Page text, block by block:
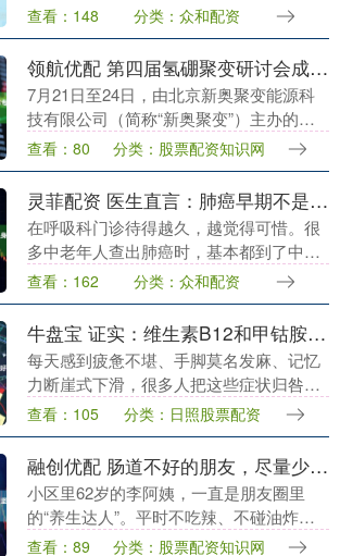
年持续经营业务收入达19.3亿元至20.8亿
元，同比增长24.8%—34.5....
查看：148 分类：众和配资
领航优配 第四届氢硼聚变研讨会成功举办 全球专家学者共研未来能源创新
7月21日至24日，由北京新奥聚变能源科
技有限公司（简称“新奥聚变”）主办的第
四届氢硼聚变研讨会在河北廊坊召开。来
自11个国家50余家科研机构的上百位专家
学者参....
查看：80 分类：股票配资知识网
灵菲配资 医生直言：肺癌早期不是胸痛，而是身上出现4大异常，千万别忽视
在呼吸科门诊待得越久，越觉得可惜。很
多中老年人查出肺癌时，基本都到了中晚
期，追问病史，大多都说自己从来没有胸
痛过。 这也是大众最致命的养生误区：所
有人都默认，肺....
查看：162 分类：众和配资
牛盘宝 证实：维生素B12和甲钴胺的真相，最好花点时间看看
每天感到疲惫不堪、手脚莫名发麻、记忆
力断崖式下滑，很多人把这些症状归咎于
工作压力大或年纪增长。 这种认知可能正
在悄悄掩盖一个更为严峻的健康隐患——
体内维生素B1....
查看：105 分类：日照股票配资
融创优配 肠道不好的朋友，尽量少吃这几样，坚持下去，你的肠道就好了大半
小区里62岁的李阿姨，一直是朋友圈里
的“养生达人”。平时不吃辣、不碰油炸，
三餐清淡规律，可偏偏常年被肠胃问题困
查看：89 分类：股票配资知识网